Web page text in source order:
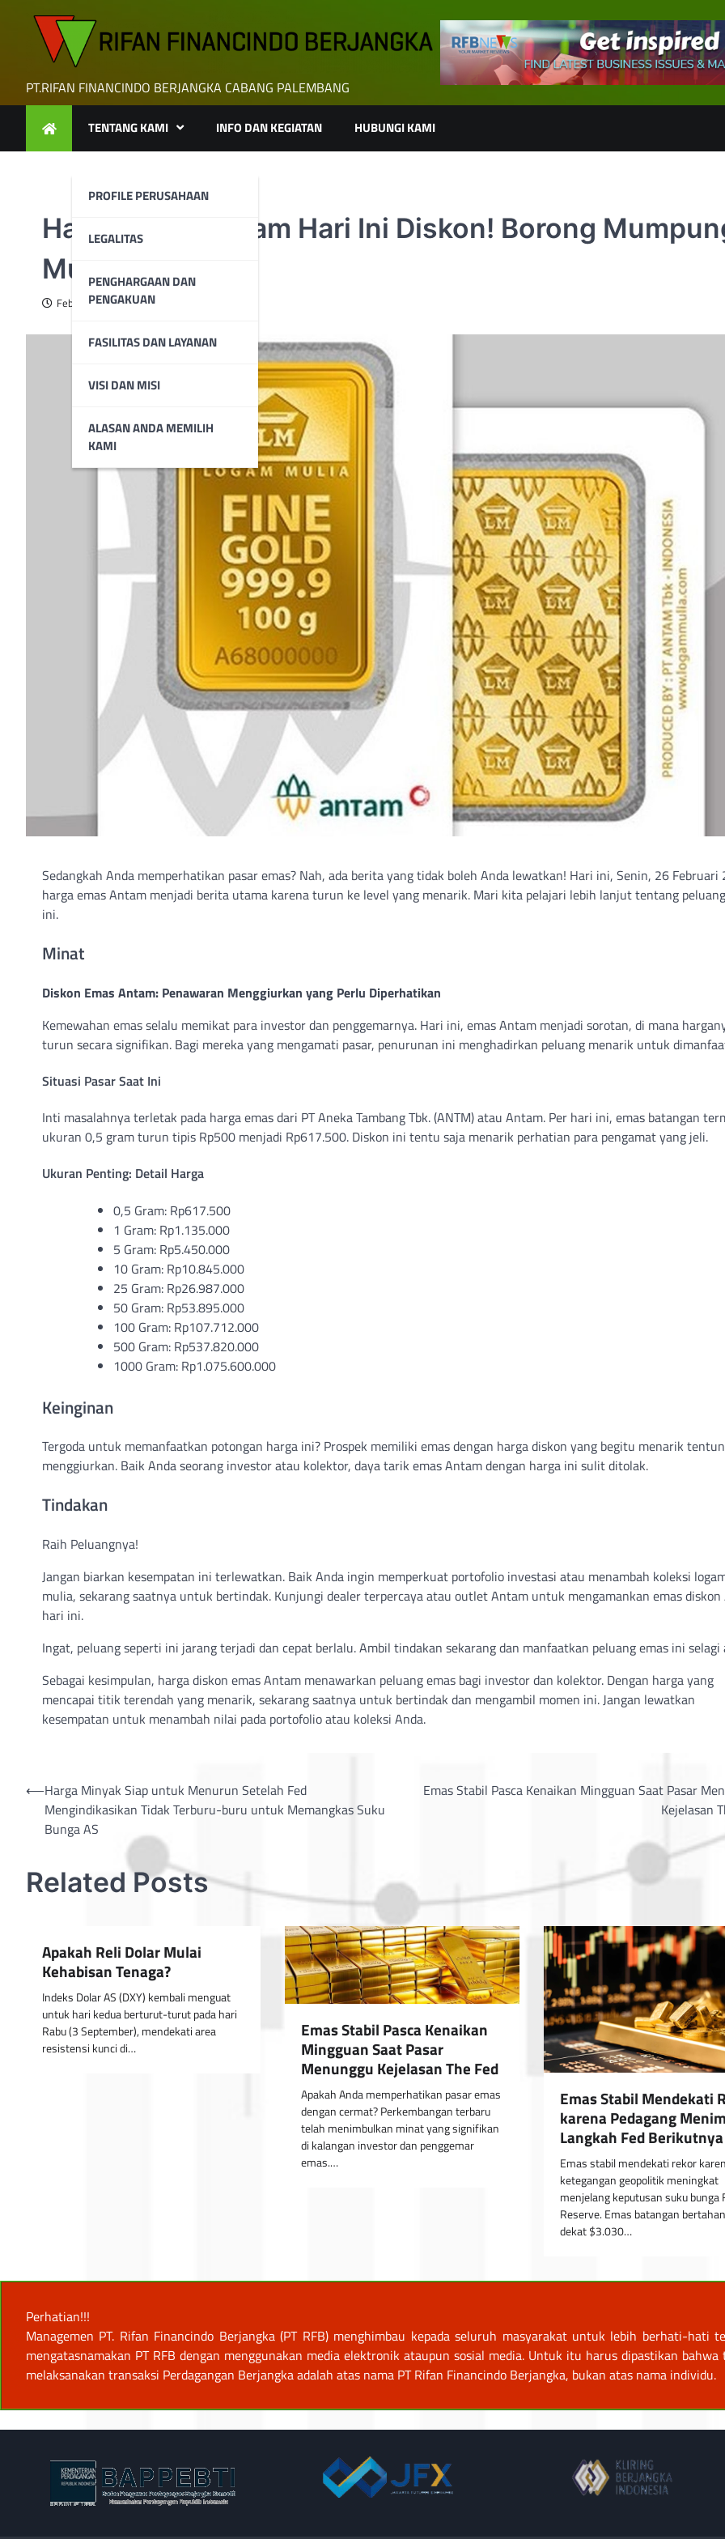
PT.RIFAN FINANCINDO BERJANGKA CABANG PALEMBANG
TENTANG KAMI
PROFILE PERUSAHAAN
LEGALITAS
PENGHARGAAN DAN
PENGAKUAN
FASILITAS DAN LAYANAN
VISI DAN MISI
ALASAN ANDA MEMILIH
KAMI
INFO DAN KEGIATAN HUBUNGI KAMI
Harga Emas Antam Hari Ini Diskon! Borong
Murah
February 26, 2024
Sedangkah Anda memperhatikan pasar emas? Nah, ada berita yang tidak boleh Anda lewatkan! Hari ini, Senin, 26 Februari
harga emas Antam menjadi berita utama karena turun ke level yang menarik. Mari kita pelajari lebih lanjut tentang
ini.
Minat
Diskon Emas Antam: Penawaran Menggiurkan yang Perlu Diperhatikan
Kemewahan emas selalu memikat para investor dan penggemarnya. Hari ini, emas Antam menjadi sorotan, di mana
turun secara signifikan. Bagi mereka yang mengamati pasar, penurunan ini menghadirkan peluang menarik untuk
Situasi Pasar Saat Ini
Inti masalahnya terletak pada harga emas dari PT Aneka Tambang Tbk. (ANTM) atau Antam. Per hari ini, emas batangan
ukuran 0,5 gram turun tipis Rp500 menjadi Rp617.500. Diskon ini tentu saja menarik perhatian para pengamat yang jeli.
Ukuran Penting: Detail Harga
0,5 Gram: Rp617.500
1 Gram: Rp1.135.000
5 Gram: Rp5.450.000
10 Gram: Rp10.845.000
25 Gram: Rp26.987.000
50 Gram: Rp53.895.000
100 Gram: Rp107.712.000
500 Gram: Rp537.820.000
1000 Gram: Rp1.075.600.000
Keinginan
Tergoda untuk memanfaatkan potongan harga ini? Prospek memiliki emas dengan harga diskon yang begitu menarik
menggiurkan. Baik Anda seorang investor atau kolektor, daya tarik emas Antam dengan harga ini sulit ditolak.
Tindakan
Raih Peluangnya!
Jangan biarkan kesempatan ini terlewatkan. Baik Anda ingin memperkuat portofolio investasi atau menambah koleksi
mulia, sekarang saatnya untuk bertindak. Kunjungi dealer terpercaya atau outlet Antam untuk mengamankan emas diskon
hari ini.
Ingat, peluang seperti ini jarang terjadi dan cepat berlalu. Ambil tindakan sekarang dan manfaatkan peluang emas ini selagi
Sebagai kesimpulan, harga diskon emas Antam menawarkan peluang emas bagi investor dan kolektor. Dengan harga yang
mencapai titik terendah yang menarik, sekarang saatnya untuk bertindak dan mengambil momen ini. Jangan lewatkan
kesempatan untuk menambah nilai pada portofolio atau koleksi Anda.
Post
navigation
⟵Harga Minyak Siap untuk Menurun Setelah Fed
Mengindikasikan Tidak Terburu-buru untuk Memangkas Suku
Bunga AS
Emas Stabil Pasca Kenaikan Mingguan Saat Pasar
Kejelasan
Related Posts
Apakah Reli Dolar Mulai
Kehabisan Tenaga?
Indeks Dolar AS (DXY) kembali menguat
untuk hari kedua berturut-turut pada hari
Rabu (3 September), mendekati area
resistensi kunci di…
Emas Stabil Pasca Kenaikan
Mingguan Saat Pasar
Menunggu Kejelasan The Fed
Apakah Anda memperhatikan pasar emas
dengan cermat? Perkembangan terbaru
telah menimbulkan minat yang signifikan
di kalangan investor dan penggemar
emas.…
Emas Stabil Mendekati
karena Pedagang
Langkah Fed Berikutnya
Emas stabil mendekati rekor
ketegangan geopolitik meningkat
menjelang keputusan suku bunga
Reserve. Emas batangan
dekat $3.030…
Perhatian!!!
Managemen PT. Rifan Financindo Berjangka (PT RFB) menghimbau kepada seluruh masyarakat untuk lebih berhati-hati
mengatasnamakan PT RFB dengan menggunakan media elektronik ataupun sosial media. Untuk itu harus dipastikan
melaksanakan transaksi Perdagangan Berjangka adalah atas nama PT Rifan Financindo Berjangka, bukan atas nama individu.